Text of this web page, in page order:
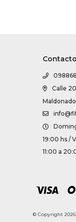
Contacto
Calle
Maldonado
19:00 hs /
11:00 a
© Copyright